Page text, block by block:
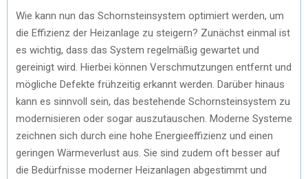
Wie kann nun das Schornsteinsystem optimiert werden, um
die Effizienz der Heizanlage zu steigern? Zunächst einmal ist
es wichtig, dass das System regelmäßig gewartet und
gereinigt wird. Hierbei können Verschmutzungen entfernt und
mögliche Defekte frühzeitig erkannt werden. Darüber hinaus
kann es sinnvoll sein, das bestehende Schornsteinsystem zu
modernisieren oder sogar auszutauschen. Moderne Systeme
zeichnen sich durch eine hohe Energieeffizienz und einen
geringen Wärmeverlust aus. Sie sind zudem oft besser auf
die Bedürfnisse moderner Heizanlagen abgestimmt und